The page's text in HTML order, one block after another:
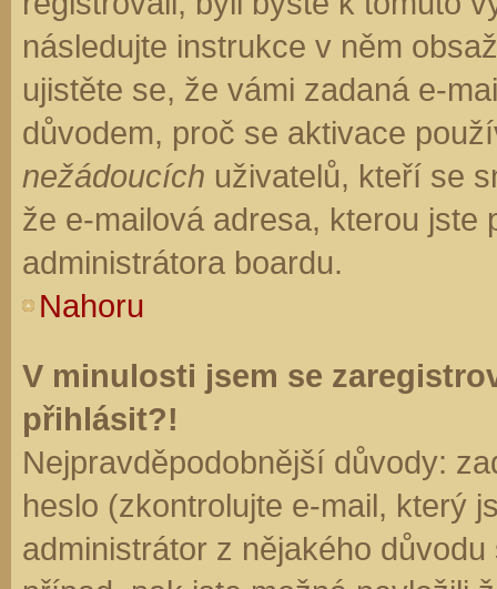
následujte instrukce v něm
ujistěte se, že vámi zadaná e-
důvodem, proč se aktivace
nežádoucích uživatelů, kteří se
že e-mailová adresa, kterou jste
administrátora boardu.
Nahoru
V minulosti jsem se
přihlásit?!
Nejpravděpodobnější důvody:
heslo (zkontrolujte e-mail, který
administrátor z nějakého